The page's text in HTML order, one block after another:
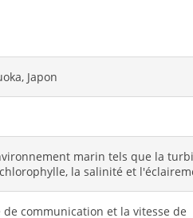
Japon
marin tels que la
la salinité et
communication et la vitesse de